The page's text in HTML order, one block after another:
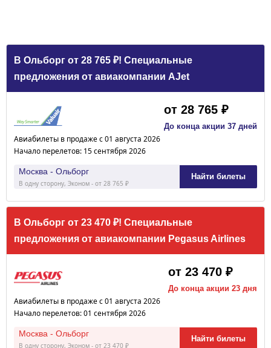
В Ольборг от 28 765 ₽! Специальные
предложения от авиакомпании AJet
от 28 765 ₽
До конца акции 37 дней
Авиабилеты в продаже с 01 августа 2026
Начало перелетов: 15 сентября 2026
Москва - Ольборг
В одну сторону, Эконом - от 28 765 ₽
Найти билеты
В Ольборг от 23 470 ₽! Специальные
предложения от авиакомпании Pegasus Airlines
от 23 470 ₽
До конца акции 23 дня
Авиабилеты в продаже с 01 августа 2026
Начало перелетов: 01 сентября 2026
Москва - Ольборг
В одну сторону, Эконом - от 23 470 ₽
Найти билеты